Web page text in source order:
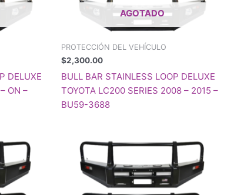
DELUXE
ON –
AGOTADO
PROTECCIÓN DEL VEHÍCULO
$2,300.00
BULL BAR STAINLESS LOOP DELUXE
TOYOTA LC200 SERIES 2008 – 2015 –
BU59-3688